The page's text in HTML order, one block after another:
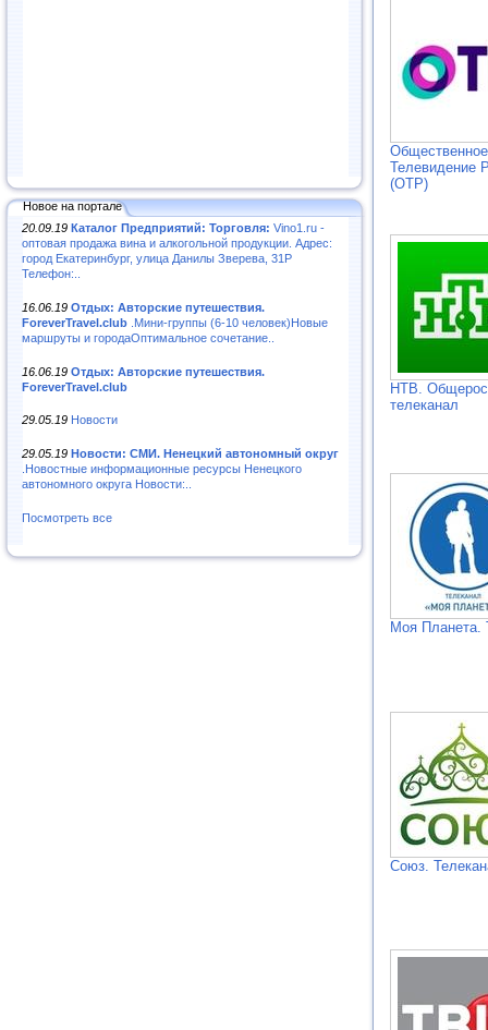
Новое на портале
20.09.19 Каталог Предприятий: Торговля: Vino1.ru -
оптовая продажа вина и алкогольной продукции. Адрес:
город Екатеринбург, улица Данилы Зверева, 31Р
Телефон:..
16.06.19 Отдых: Авторские путешествия.
ForeverTravel.club .Мини-группы (6-10 человек)Новые
маршруты и городаОптимальное сочетание..
16.06.19 Отдых: Авторские путешествия.
ForeverTravel.club
29.05.19 Новости
29.05.19 Новости: СМИ. Ненецкий автономный округ
.Новостные информационные ресурсы Ненецкого
автономного округа Новости:..
Посмотреть все
Общественное
Телевидение
(ОТР)
НТВ.
телеканал
Моя Планета.
Союз.